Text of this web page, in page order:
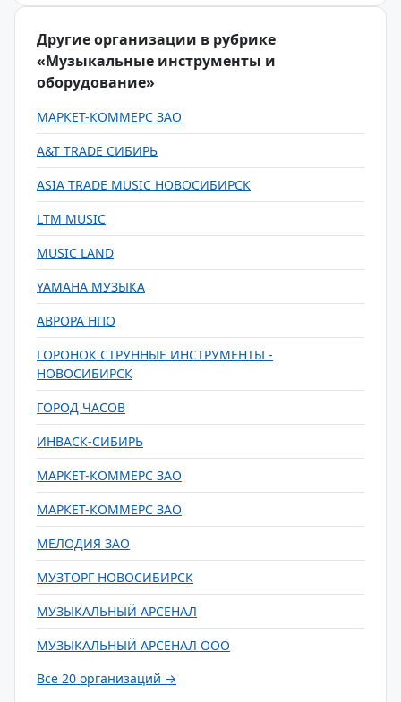
Другие организации в рубрике
«Музыкальные инструменты и
оборудование»
МАРКЕТ-КОММЕРС ЗАО
A&T TRADE СИБИРЬ
ASIA TRADE MUSIC НОВОСИБИРСК
LTM MUSIC
MUSIC LAND
YAMAHA МУЗЫКА
АВРОРА НПО
ГОРОНОК СТРУННЫЕ ИНСТРУМЕНТЫ -
НОВОСИБИРСК
ГОРОД ЧАСОВ
ИНВАСК-СИБИРЬ
МАРКЕТ-КОММЕРС ЗАО
МАРКЕТ-КОММЕРС ЗАО
МЕЛОДИЯ ЗАО
МУЗТОРГ НОВОСИБИРСК
МУЗЫКАЛЬНЫЙ АРСЕНАЛ
МУЗЫКАЛЬНЫЙ АРСЕНАЛ ООО
Все 20 организаций →